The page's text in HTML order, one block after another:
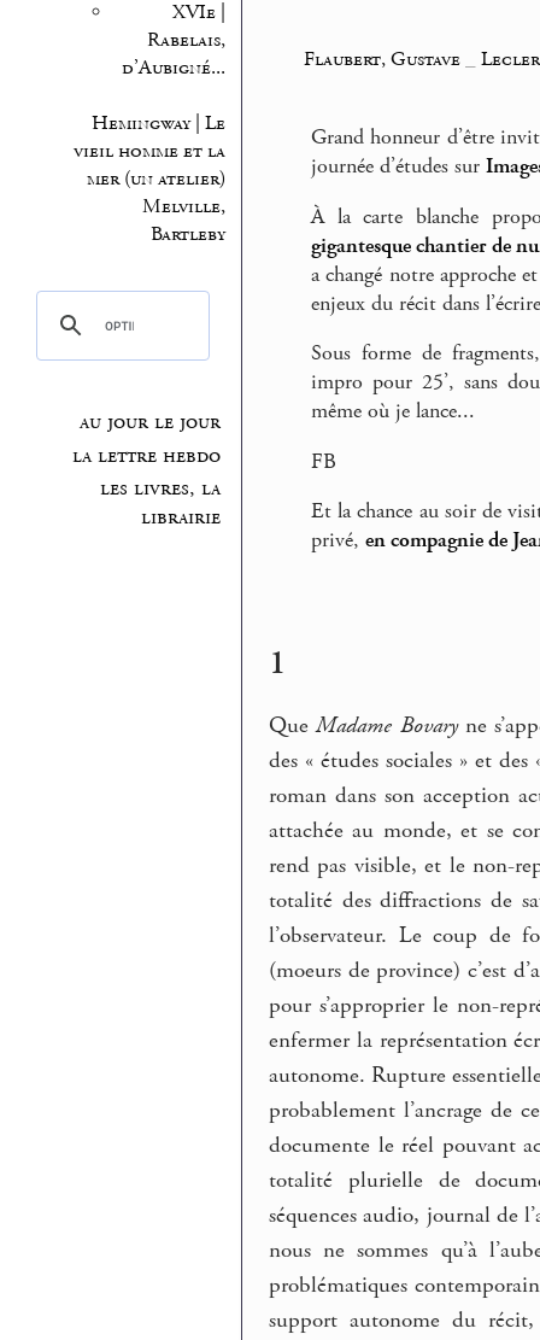
XVIe |
Rabelais,
d’Aubigné...
Hemingway | Le
vieil homme et la
mer (un atelier)
Melville,
Bartleby
au jour le jour
la lettre hebdo
les livres, la
librairie
Flaubert, Gustave_
Grand honneur d’être
journée d’études sur
À la carte blanche
gigantesque chantier de
a changé notre approche
enjeux du récit dans
Sous forme de
impro pour 25’, sans
même où je lance...
FB
Et la chance au soir de
privé, en compagnie de
1
QueMadame Bovaryne
des « études sociales » et
roman dans son acception
attachée au monde, et se
rend pas visible, et le non-
totalité des diffractions de
l’observateur. Le coup de
(moeurs de province) c’est
pour s’approprier le non-
enfermer la représentation
autonome. Rupture
probablement l’ancrage de
documente le réel pouvant
totalité plurielle de
séquences audio, journal de
nous ne sommes qu’à
problématiques
support autonome du